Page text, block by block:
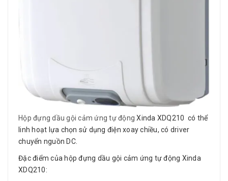
Hộp đựng dầu gội cảm ứng tự độngXinda XDQ210 có thể
linh hoạt lựa chọn sử dụng điện xoay chiều, có driver
chuyển nguồn DC.
Đặc điểm của hộp đựng dầu gội cảm ứng tự động Xinda
XDQ210: